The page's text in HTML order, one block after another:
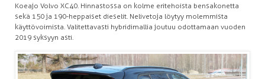
Koeajo Volvo XC40. Hinnastossa on kolme eritehoista bensakonetta
sekä 150 ja 190-heppaiset dieselit. Nelivetoja löytyy molemmista
käyttövoimista. Valitettavasti hybridimallia joutuu odottamaan vuoden
2019 syksyyn asti.